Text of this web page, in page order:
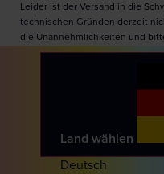
Leider ist der Versand in die
technischen Gründen derzeit
die Unannehmlichkeiten und
Land wählen
Deutsch